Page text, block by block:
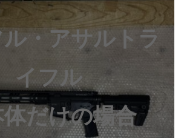
・アサルトラ
イフル
だけの場合